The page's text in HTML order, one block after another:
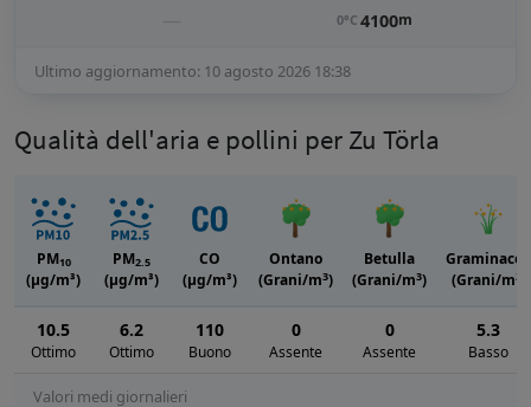
—
0°C 4100m
Ultimo aggiornamento: 10 agosto 2026 18:38
Qualità dell'aria e pollini per Zu Törla
Valori medi giornalieri
PM10
(μg/m³)
PM2.5
(μg/m³)
CO
(μg/m³)
Ontano
(Grani/m3)
Betulla
(Grani/m3)
Graminacee
(Grani/m3
10.5
Ottimo
6.2
Ottimo
110
Buono
0
Assente
0
Assente
5.3
Basso